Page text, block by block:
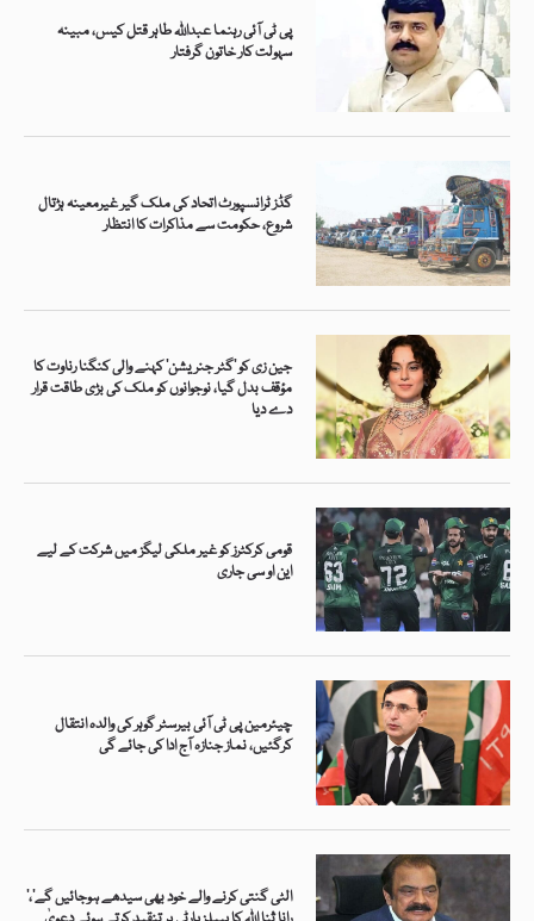
پی ٹی آئی رہنما عبداللہ طاہر قتل کیس، مبینہ
سہولت کار خاتون گرفتار
گڈز ٹرانسپورٹ اتحاد کی ملک گیر غیرمعینہ ہڑتال
شروع، حکومت سے مذاکرات کا انتظار
جین زی کو ’گٹر جنریشن‘ کہنے والی کنگنا رناوت کا
مؤقف بدل گیا، نوجوانوں کو ملک کی بڑی طاقت قرار
دے دیا
قومی کرکٹرز کو غیر ملکی لیگز میں شرکت کے لیے
این او سی جاری
چیئرمین پی ٹی آئی بیرسٹر گوہر کی والدہ انتقال
کرگئیں، نماز جنازہ آج ادا کی جائے گی
’الٹی گنتی کرنے والے خود بھی سیدھے ہوجائیں گے‘،